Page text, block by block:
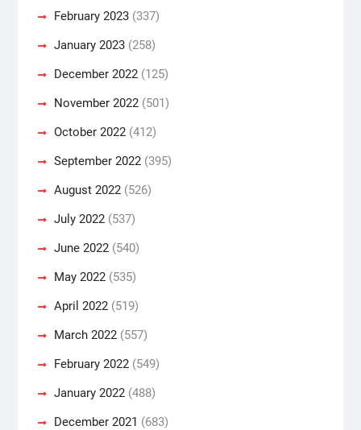
February 2023(337)
January 2023(258)
December 2022(125)
November 2022(501)
October 2022(412)
September 2022(395)
August 2022(526)
July 2022(537)
June 2022(540)
May 2022(535)
April 2022(519)
March 2022(557)
February 2022(549)
January 2022(488)
December 2021 (683)